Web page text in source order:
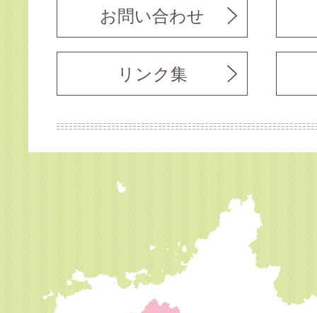
お問い合わせ
リンク集